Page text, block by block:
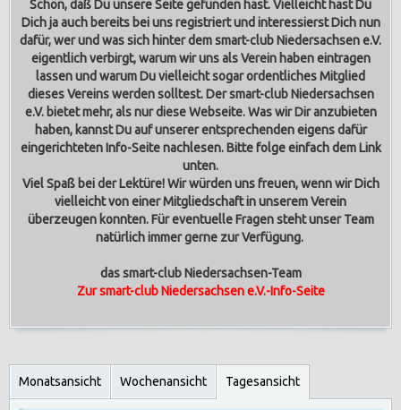
Schön, daß Du unsere Seite gefunden hast. Vielleicht hast Du
Dich ja auch bereits bei uns registriert und interessierst Dich nun
dafür, wer und was sich hinter dem smart-club Niedersachsen e.V.
eigentlich verbirgt, warum wir uns als Verein haben eintragen
lassen und warum Du vielleicht sogar ordentliches Mitglied
dieses Vereins werden solltest. Der smart-club Niedersachsen
e.V. bietet mehr, als nur diese Webseite. Was wir Dir anzubieten
haben, kannst Du auf unserer entsprechenden eigens dafür
eingerichteten Info-Seite nachlesen. Bitte folge einfach dem Link
unten.
Viel Spaß bei der Lektüre! Wir würden uns freuen, wenn wir Dich
vielleicht von einer Mitgliedschaft in unserem Verein
überzeugen konnten. Für eventuelle Fragen steht unser Team
natürlich immer gerne zur Verfügung.
das smart-club Niedersachsen-Team
Zur smart-club Niedersachsen e.V.-Info-Seite
Monatsansicht Wochenansicht Tagesansicht